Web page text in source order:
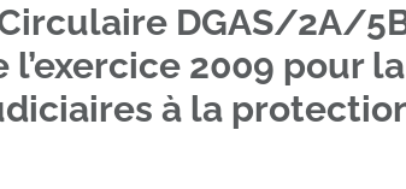
DGAS/2A/
2009 pour
à la